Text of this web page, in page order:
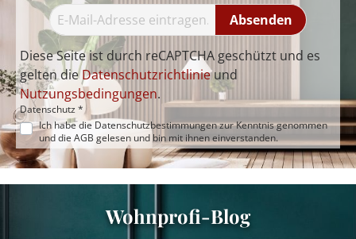
Absenden
Diese Seite ist durch reCAPTCHA geschützt und es
gelten dieDatenschutzrichtlinieund
Nutzungsbedingungen.
Datenschutz *
Ich habe die Datenschutzbestimmungenzur Kenntnis genommen
und die AGB gelesen und bin mit ihnen einverstanden.
Wohnprofi-Blog